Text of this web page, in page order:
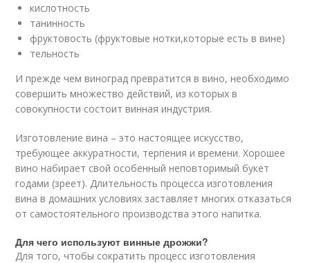
кислотность
танинность
фруктовость (фруктовые нотки,которые есть в вине)
тельность
И прежде чем виноград превратится в вино, необходимо
совершить множество действий, из которых в
совокупности состоит винная индустрия.
Изготовление вина – это настоящее искусство,
требующее аккуратности, терпения и времени. Хорошее
вино набирает свой особенный неповторимый букет
годами (зреет). Длительность процесса изготовления
вина в домашних условиях заставляет многих отказаться
от самостоятельного производства этого напитка.
Для чего используют винные дрожжи?
Для того, чтобы сократить процесс изготовления